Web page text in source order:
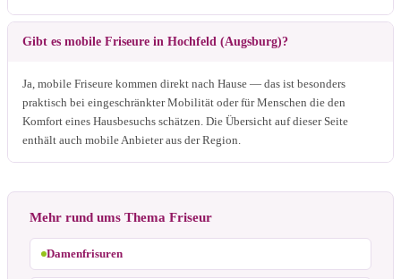
Gibt es mobile Friseure in Hochfeld (Augsburg)?
Ja, mobile Friseure kommen direkt nach Hause — das ist besonders
praktisch bei eingeschränkter Mobilität oder für Menschen die den
Komfort eines Hausbesuchs schätzen. Die Übersicht auf dieser Seite
enthält auch mobile Anbieter aus der Region.
Mehr rund ums Thema Friseur
Damenfrisuren